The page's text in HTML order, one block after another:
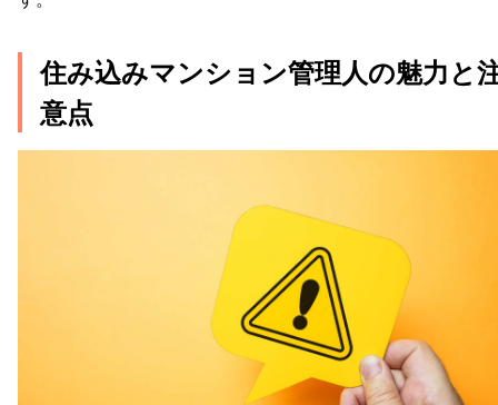
住み込みマンション管理人の魅力と
意点